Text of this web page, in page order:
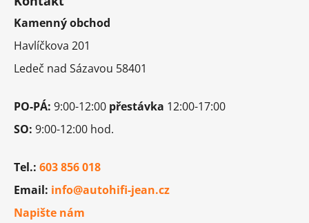
Kamenný obchod
Havlíčkova 201
Ledeč nad Sázavou 58401
PO-PÁ: 9:00-12:00 přestávka 12:00-17:00
SO: 9:00-12:00 hod.
Tel.: 603 856 018
Email: info@autohifi-jean.cz
Napište nám